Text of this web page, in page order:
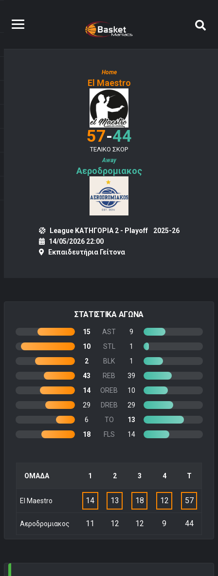
Home
El Maestro
57-44
ΤΕΛΙΚΟ ΣΚΟΡ
Away
Αεροδρομιακος
League ΚΑΤΗΓΟΡΙΑ 2 - Playoff
2025-26
14/05/2026 22:00
Εκπαιδευτήρια Γείτονα
ΣΤΑΤΙΣΤΙΚΑ ΑΓΩΝΑ
15 AST
9
10
STL
1
2
BLK
1
43
REB
39
14
OREB
10
29
DREB
29
6
TO
13
18
FLS 14
ΟΜΑΔΑ 1 2 3 4 Τ
El Maestro 14 13 18 12 57
Αεροδρομιακος 11 12 12 9 44